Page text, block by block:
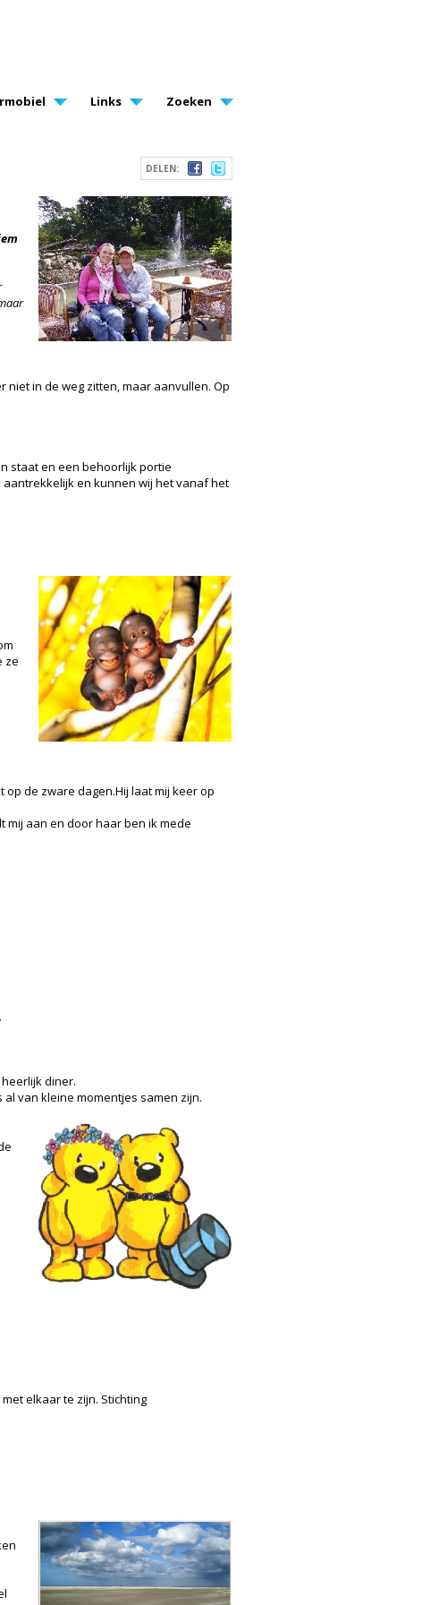
Links Zoeken
DELEN:
in de weg zitten, maar aanvullen. Op
staat en een behoorlijk portie
en kunnen wij het vanaf het
ze
de zware dagen.Hij laat mij keer op
mij aan en door haar ben ik mede
diner.
van kleine momentjes samen zijn.
elkaar te zijn. Stichting